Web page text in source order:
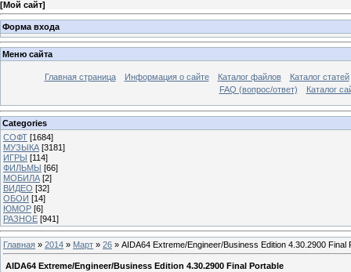
[Мой сайт]
Форма входа
Меню сайта
Главная страница Информация о сайте Каталог файлов
Каталог статей
FAQ (вопрос/ответ)
Каталог
Categories
СОФТ [1684]
МУЗЫКА [3181]
ИГРЫ [114]
ФИЛЬМЫ [66]
МОБИЛА [2]
ВИДЕО [32]
ОБОИ [14]
ЮМОР [6]
РАЗНОЕ [941]
Главная » 2014 » Март » 26 » AIDA64 Extreme/Engineer/Business Edition 4.30.2900 Final
AIDA64 Extreme/Engineer/Business Edition 4.30.2900 Final Portable